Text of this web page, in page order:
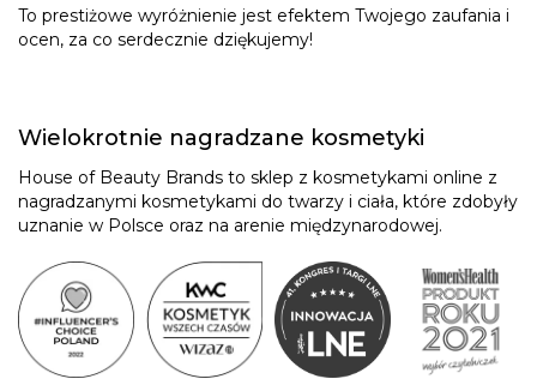
To prestiżowe wyróżnienie jest efektem Twojego zaufania i
ocen, za co serdecznie dziękujemy!
Wielokrotnie nagradzane kosmetyki
House of Beauty Brands to sklep z kosmetykami online z
nagradzanymi kosmetykami do twarzy i ciała, które zdobyły
uznanie w Polsce oraz na arenie międzynarodowej.